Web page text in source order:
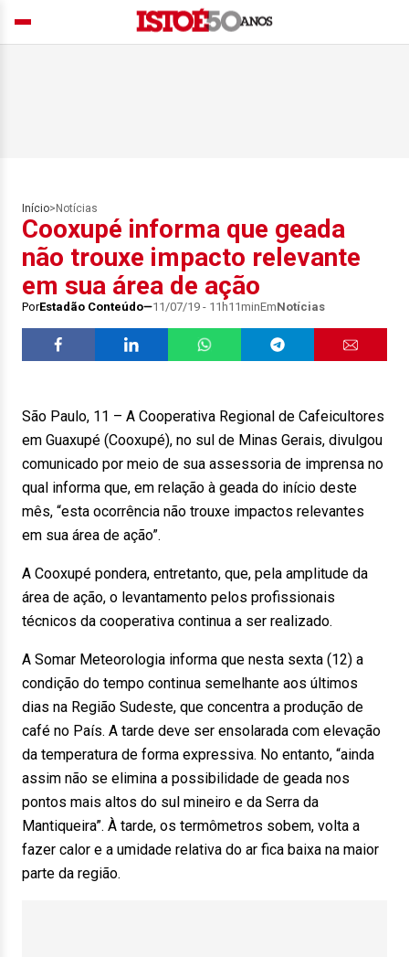
Início> Notícias
Cooxupé informa que geada
não trouxe impacto relevante
em sua área de ação
PorEstadão Conteúdo 11/07/19 - 11h11minEmNotícias
São Paulo, 11 – A Cooperativa Regional de Cafeicultores
em Guaxupé (Cooxupé), no sul de Minas Gerais, divulgou
comunicado por meio de sua assessoria de imprensa no
qual informa que, em relação à geada do início deste
mês, “esta ocorrência não trouxe impactos relevantes
em sua área de ação”.
A Cooxupé pondera, entretanto, que, pela amplitude da
área de ação, o levantamento pelos profissionais
técnicos da cooperativa continua a ser realizado.
A Somar Meteorologia informa que nesta sexta (12) a
condição do tempo continua semelhante aos últimos
dias na Região Sudeste, que concentra a produção de
café no País. A tarde deve ser ensolarada com elevação
da temperatura de forma expressiva. No entanto, “ainda
assim não se elimina a possibilidade de geada nos
pontos mais altos do sul mineiro e da Serra da
Mantiqueira”. À tarde, os termômetros sobem, volta a
fazer calor e a umidade relativa do ar fica baixa na maior
parte da região.